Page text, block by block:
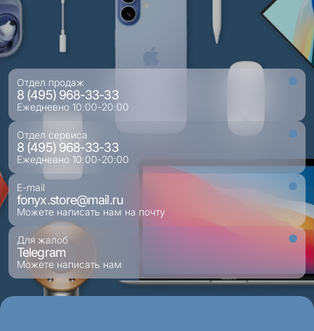
Отдел продаж
8 (495) 968-33-33
Ежедневно 10:00-20:00
Отдел сервиса
8 (495) 968-33-33
Ежедневно 10:00-20:00
E-mail
fonyx.store@mail.ru
Можете написать нам на почту
Для жалоб
Telegram
Можете написать нам